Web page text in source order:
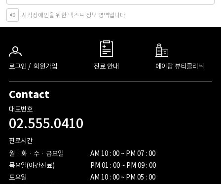
시각장애인을 위한 텍스트 정보 영역입니다.
로그인 / 회원가입 진료 안내 에이탑 뷰티클리닉
Contact
대표번호
02.555.0410
진료시간
월ㆍ화ㆍ수ㆍ금요일
목요일(야간진료)
토요일
AM 10 : 00 ~ PM 07 : 00
PM 01 : 00 ~ PM 09 : 00
AM 10 : 00 ~ PM 05 : 00